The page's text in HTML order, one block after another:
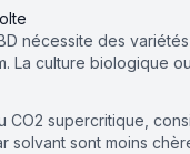
nécessite des
La culture biologique
CO2 supercritique,
solvant sont moins